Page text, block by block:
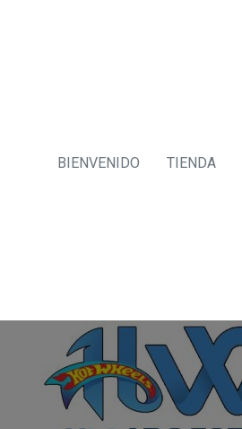
BIENVENIDO TIENDA